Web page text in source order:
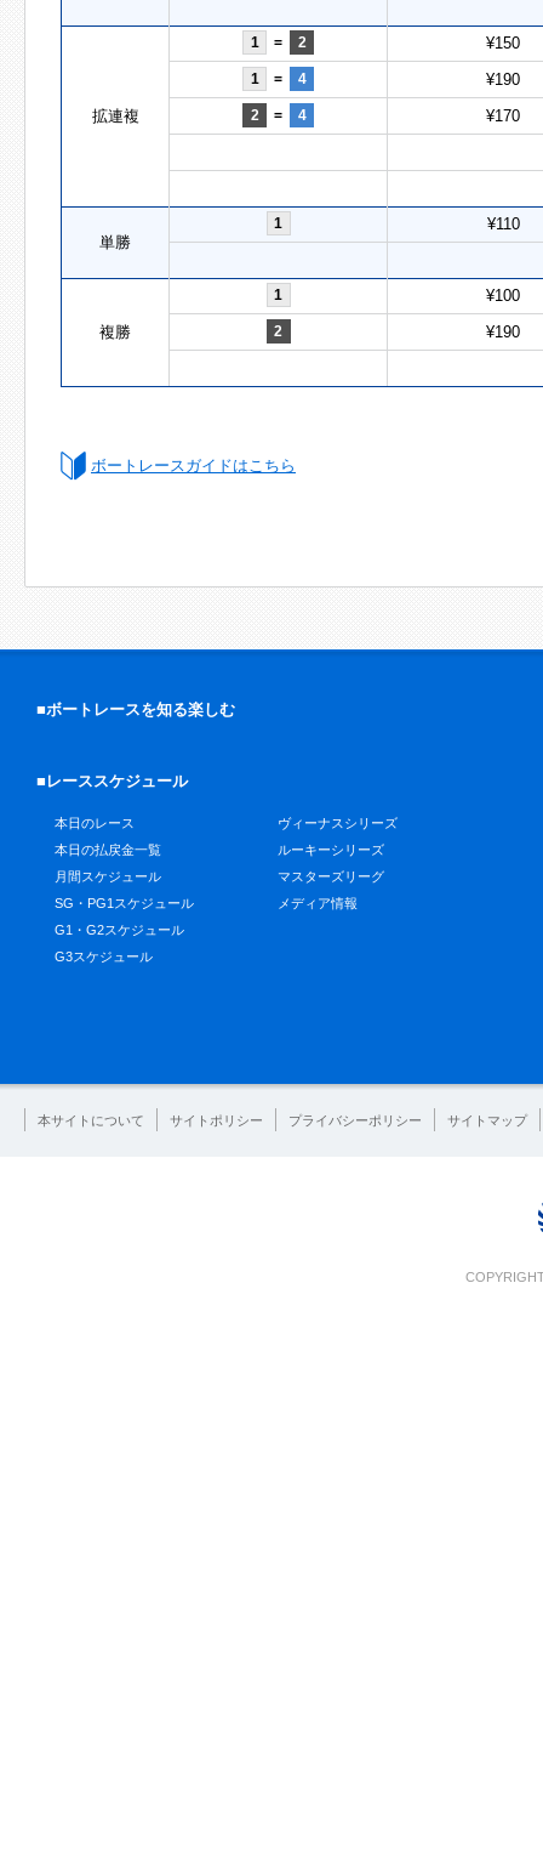
拡連複
1 = 2 ¥150
1 = 4 ¥190
2 = 4 ¥170
単勝
1 ¥110
複勝
1 ¥100
2 ¥190
ボートレースガイドはこちら
■ボートレースを知る楽しむ
■レーススケジュール
本日のレース
本日の払戻金一覧
月間スケジュール
SG・PG1スケジュール
G1・G2スケジュール
G3スケジュール
ヴィーナスシリーズ
ルーキーシリーズ
マスターズリーグ
メディア情報
本サイトについて サイトポリシー プライバシーポリシー サイトマップ